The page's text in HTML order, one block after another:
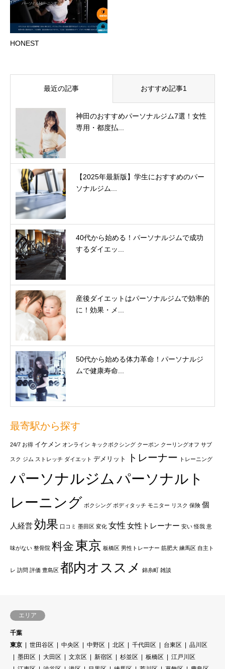
HONEST
最近の記事 おすすめ記事1
神田のおすすめパーソナルジム7選！女性
専用・都度払...
【2025年最新版】学生におすすめのパー
ソナルジム...
40代から始める！パーソナルジムで成功
するダイエッ...
産後ダイエットはパーソナルジムで効率的
に！効果・メ...
50代から始める体力革命！パーソナルジ
ムで健康寿命...
最寄駅から探す
24/7 お得 イケメン オンライン キックボクシング クーポン クーリングオフ サブ
スク ジム ストレッチ ダイエット デメリット トレーナー トレーニング
パーソナルジム パーソナルト
レーニング ボクシング ボディタッチ モニター リスク 保険 個
人経営効果 口コミ 墨田区 変化 女性 女性トレーナー 安い 怪我 意
味がない 整骨院 料金 東京 板橋区 男性トレーナー 筋肥大 練馬区 自主ト
レ 訪問 評価 豊島区 都内オススメ 錦糸町 雑談
エリア
千葉
東京
世田谷区 中央区 中野区 北区 千代田区 台東区
品川区
墨田区
大田区 文京区 新宿区 杉並区 板橋区
江戸川区